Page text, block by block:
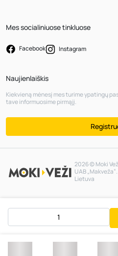
Mes socialiniuose tinkluose
Facebook Instagram
Naujienlaiškis
Kiekvieną mėnesį mes turime ypatingų
tave informuosime pirmąjį.
2026 © Moki
UAB
Lietuva